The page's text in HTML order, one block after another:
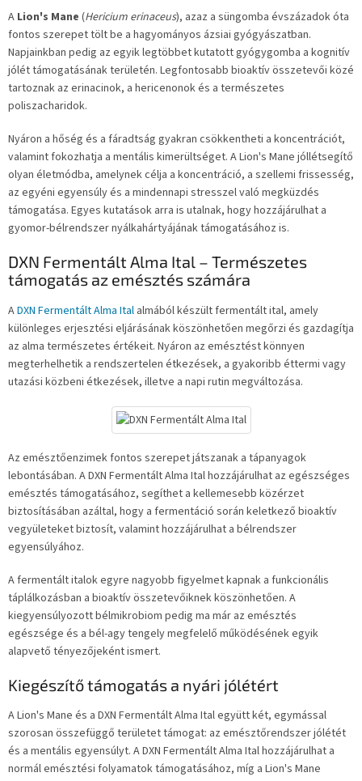
A Lion's Mane (Hericium erinaceus), azaz a süngomba évszázadok óta
fontos szerepet tölt be a hagyományos ázsiai gyógyászatban.
Napjainkban pedig az egyik legtöbbet kutatott gyógygomba a kognitív
jólét támogatásának területén. Legfontosabb bioaktív összetevői közé
tartoznak az erinacinok, a hericenonok és a természetes
poliszacharidok.
Nyáron a hőség és a fáradtság gyakran csökkentheti a koncentrációt,
valamint fokozhatja a mentális kimerültséget. A Lion's Mane jóllétsegítő
olyan életmódba, amelynek célja a koncentráció, a szellemi frissesség,
az egyéni egyensúly és a mindennapi stresszel való megküzdés
támogatása. Egyes kutatások arra is utalnak, hogy hozzájárulhat a
gyomor-bélrendszer nyálkahártyájának támogatásához is.
DXN Fermentált Alma Ital – Természetes
támogatás az emésztés számára
ADXN Fermentált Alma Ital almából készült fermentált ital, amely
különleges erjesztési eljárásának köszönhetően megőrzi és gazdagítja
az alma természetes értékeit. Nyáron az emésztést könnyen
megterhelhetik a rendszertelen étkezések, a gyakoribb éttermi vagy
utazási közbeni étkezések, illetve a napi rutin megváltozása.
Az emésztőenzimek fontos szerepet játszanak a tápanyagok
lebontásában. A DXN Fermentált Alma Ital hozzájárulhat az egészséges
emésztés támogatásához, segíthet a kellemesebb közérzet
biztosításában azáltal, hogy a fermentáció során keletkező bioaktív
vegyületeket biztosít, valamint hozzájárulhat a bélrendszer
egyensúlyához.
A fermentált italok egyre nagyobb figyelmet kapnak a funkcionális
táplálkozásban a bioaktív összetevőiknek köszönhetően. A
kiegyensúlyozott bélmikrobiom pedig ma már az emésztés
egészsége és a bél-agy tengely megfelelő működésének egyik
alapvető tényezőjeként ismert.
Kiegészítő támogatás a nyári jólétért
A Lion's Mane és a DXN Fermentált Alma Ital együtt két, egymással
szorosan összefüggő területet támogat: az emésztőrendszer jólétét
és a mentális egyensúlyt. A DXN Fermentált Alma Ital hozzájárulhat a
normál emésztési folyamatok támogatásához, míg a Lion's Mane